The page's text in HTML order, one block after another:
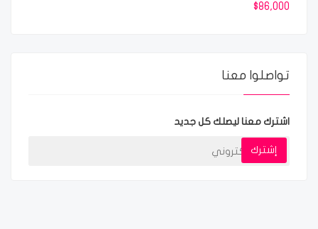
$86,000
تواصلوا معنا
اشترك معنا ليصلك كل جديد
إشترك